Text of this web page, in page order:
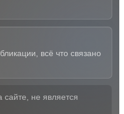
всё что связано
не является